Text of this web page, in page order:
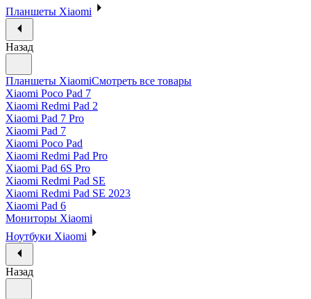
Планшеты Xiaomi
Назад
Планшеты XiaomiСмотреть все товары
Xiaomi Poco Pad 7
Xiaomi Redmi Pad 2
Xiaomi Pad 7 Pro
Xiaomi Pad 7
Xiaomi Poco Pad
Xiaomi Redmi Pad Pro
Xiaomi Pad 6S Pro
Xiaomi Redmi Pad SE
Xiaomi Redmi Pad SE 2023
Xiaomi Pad 6
Мониторы Xiaomi
Ноутбуки Xiaomi
Назад